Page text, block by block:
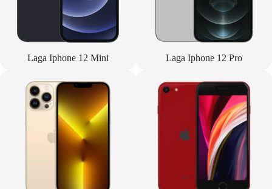
Laga Iphone 12 Mini Laga Iphone 12 Pro